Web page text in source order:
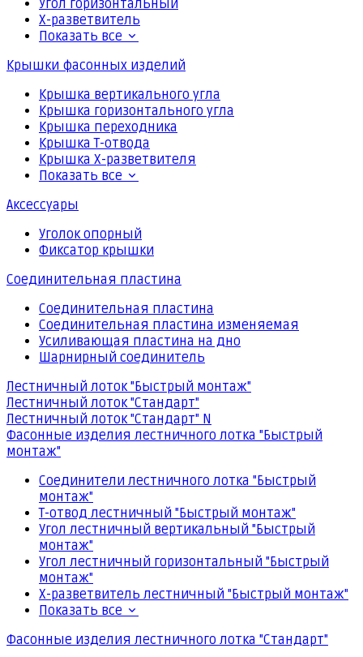
Угол горизонтальный
Х-разветвитель
Показать все
Крышки фасонных изделий
Крышка вертикального угла
Крышка горизонтального угла
Крышка переходника
Крышка Т-отвода
Крышка Х-разветвителя
Показать все
Аксессуары
Уголок опорный
Фиксатор крышки
Соединительная пластина
Соединительная пластина
Соединительная пластина изменяемая
Усиливающая пластина на дно
Шарнирный соединитель
Лестничный лоток "Быстрый монтаж"
Лестничный лоток "Стандарт"
Лестничный лоток "Стандарт" N
Фасонные изделия лестничного лотка "Быстрый
монтаж"
Соединители лестничного лотка "Быстрый
монтаж"
Т-отвод лестничный "Быстрый монтаж"
Угол лестничный вертикальный "Быстрый
монтаж"
Угол лестничный горизонтальный "Быстрый
монтаж"
Х-разветвитель лестничный "Быстрый монтаж"
Показать все
Фасонные изделия лестничного лотка "Стандарт"